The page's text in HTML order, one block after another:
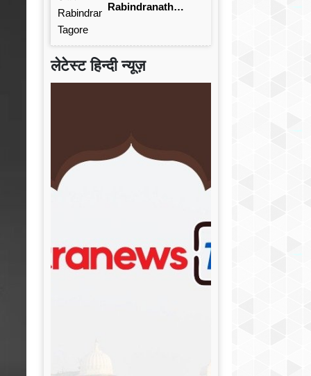
Rabindranath
लेटेस्ट हिन्दी न्यूज़